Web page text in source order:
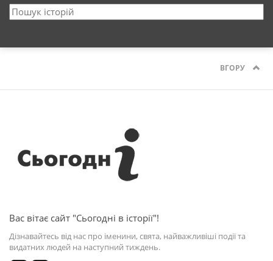
ВГОРУ
Вас вітає сайт "Сьогодні в історії"!
Дізнавайтесь від нас про іменини, свята, найважливіші події та
видатних людей на наступний тиждень.